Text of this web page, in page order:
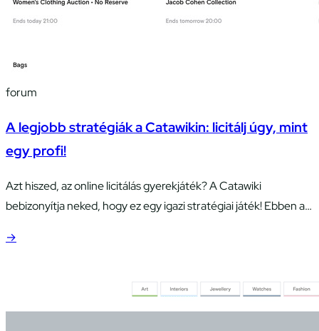
forum
A legjobb stratégiák a Catawikin: licitálj úgy, mint
egy profi!
Azt hiszed, az online licitálás gyerekjáték? A Catawiki
bebizonyítja neked, hogy ez egy igazi stratégiai játék! Ebben a
Itt is vagyunk! A Catawiki licitálási rendszerének megértése –
és hadd mondjam el, hogy a licitálási rendszerük igazi
→